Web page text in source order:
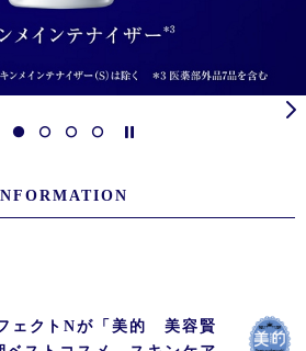
ェクトNが「美的 美容賢